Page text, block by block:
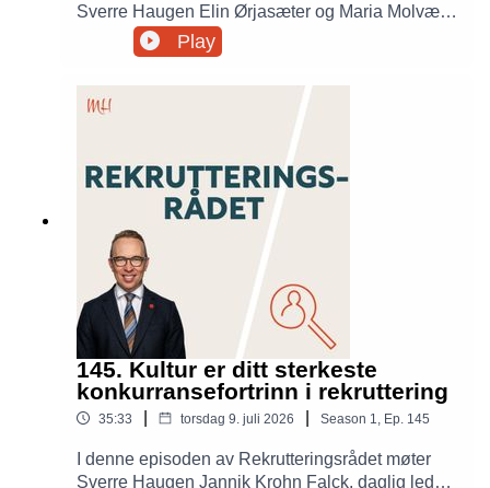
Sverre Haugen Elin Ørjasæter og Maria Molvær
Nesset, to av forfatterne bak den nye
Rekrutteringshåndboka. De snakker om hvorfor
løse, hvordan rekruttering har utviklet seg, og
hvorfor det fortsatt mangler kunnskap om store
Play
145. Kultur er ditt sterkeste
konkurransefortrinn i rekruttering
35:33 torsdag 9. juli 2026 Season 1, Ep. 145
I denne episoden av Rekrutteringsrådet møter
Sverre Haugen Jannik Krohn Falck, daglig leder